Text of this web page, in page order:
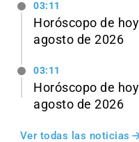
03:11
Horóscopo de
agosto de 2026
03:11
Horóscopo de
agosto de 2026
Ver todas las noticias